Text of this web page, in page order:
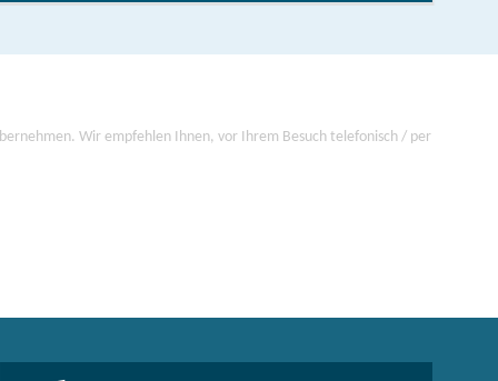
Wir empfehlen Ihnen, vor Ihrem Besuch telefonisch / per